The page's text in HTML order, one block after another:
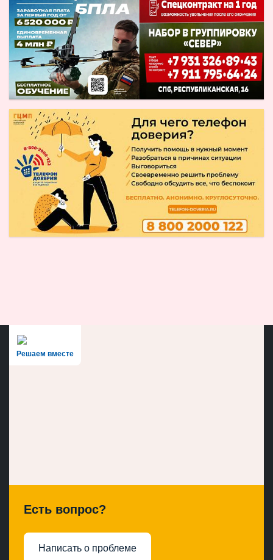
Решаем вместе
Есть вопрос?
Написать о проблеме